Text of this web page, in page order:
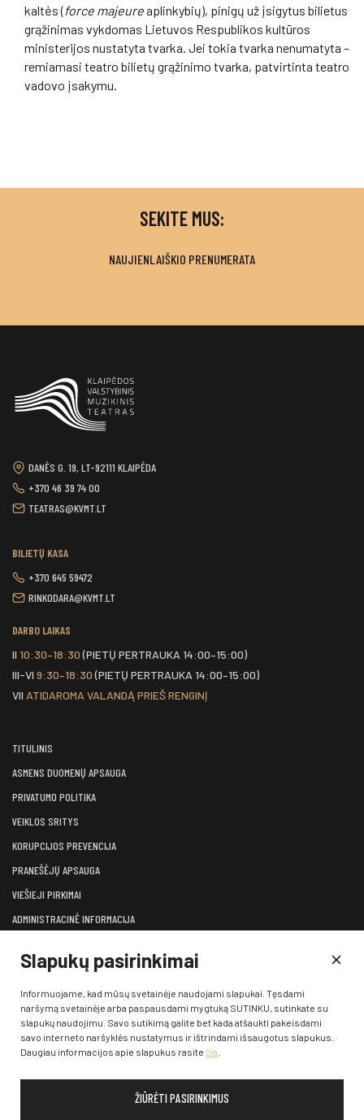
Slapukų pasirinkimai
Informuojame, kad mūsų svetainėje naudojami slapukai. Tęsdami
naršymą svetainėje arba paspausdami mygtuką SUTINKU, sutinkate su
slapukų naudojimu. Savo sutikimą galite bet kada atšaukti pakeisdami
savo interneto naršyklės nustatymus ir ištrindami išsaugotus slapukus.
Daugiau informacijos apie slapukus rasite čia
ŽIŪRĖTI PASIRINKIMUS
kaltės (force majeureaplinkybių), pinigų už įsigytus bilietus
grąžinimas vykdomas Lietuvos Respublikos kultūros
ministerijos nustatyta tvarka. Jei tokia tvarka nenumatyta –
remiamasi teatro bilietų grąžinimo tvarka, patvirtinta teatro
vadovo įsakymu.
SEKITE MUS:
NAUJIENLAIŠKIO PRENUMERATA
DANĖS G. 19, LT-92111 KLAIPĖDA
+370 46 39 74 00
TEATRAS@KVMT.LT
BILIETŲ KASA
+370 645 59472
RINKODARA@KVMT.LT
DARBO LAIKAS
II 10:30–18:30(PIETŲ PERTRAUKA 14:00–15:00)
III-VI 9:30–18:30(PIETŲ PERTRAUKA 14:00–15:00)
VII ATIDAROMA VALANDĄ PRIEŠ RENGINĮ
TITULINIS
ASMENS DUOMENŲ APSAUGA
PRIVATUMO POLITIKA
VEIKLOS SRITYS
KORUPCIJOS PREVENCIJA
PRANEŠĖJŲ APSAUGA
VIEŠIEJI PIRKIMAI
ADMINISTRACINĖ INFORMACIJA
ATVIRI DUOMENYS
KONSULTAVIMASIS SU VISUOMENE
KONTAKTAI